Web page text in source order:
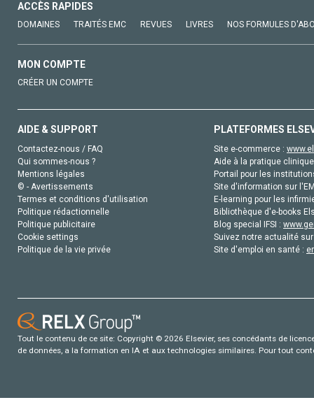
ACCÈS RAPIDES
DOMAINES TRAITÉS EMC REVUES LIVRES NOS FORMULES
MON COMPTE
CRÉER UN COMPTE
AIDE & SUPPORT
Contactez-nous / FAQ
Qui sommes-nous ?
Mentions légales
© - Avertissements
Termes et conditions d'utilisation
Politique rédactionnelle
Politique publicitaire
Cookie settings
Politique de la vie privée
PLATEFORMES
Site e-commerce :
Aide à la pratique
Portail pour les
Site d'information sur
E-learning pour les
Bibliothèque d'e-books
Blog special IFSI :
Suivez notre actualité
Site d'emploi en santé :
Tout le contenu de ce site: Copyright © 2026 Elsevier, ses concédants de
de données, a la formation en IA et aux technologies similaires. Pour tout